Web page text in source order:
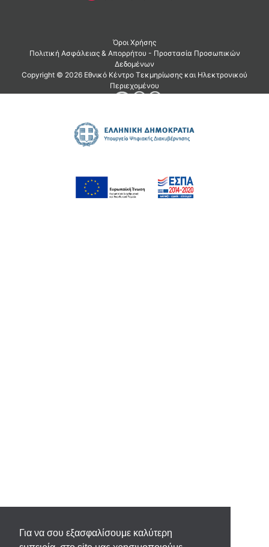
Για να σου εξασφαλίσουμε καλύτερη